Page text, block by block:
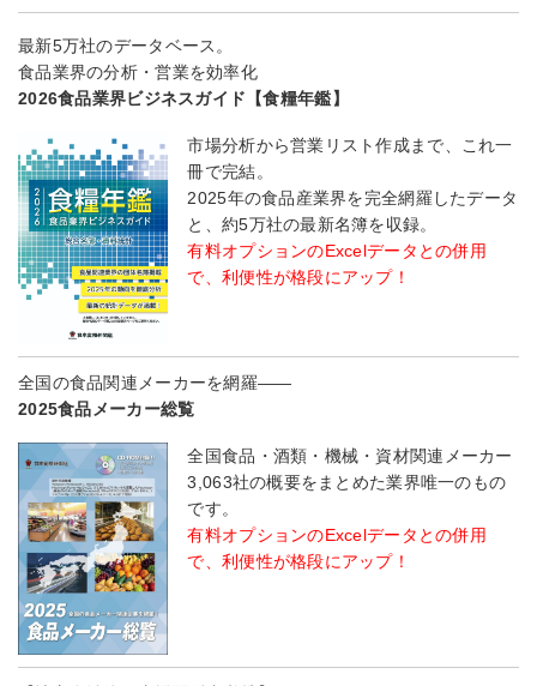
最新5万社のデータベース。
食品業界の分析・営業を効率化
2026食品業界ビジネスガイド【食糧年鑑】
市場分析から営業リスト作成まで、これ一
冊で完結。
2025年の食品産業界を完全網羅したデータ
と、約5万社の最新名簿を収録。
有料オプションのExcelデータとの併用
で、利便性が格段にアップ！
全国の食品関連メーカーを網羅――
2025食品メーカー総覧
全国食品・酒類・機械・資材関連メーカー
3,063社の概要をまとめた業界唯一のもの
です。
有料オプションのExcelデータとの併用
で、利便性が格段にアップ！